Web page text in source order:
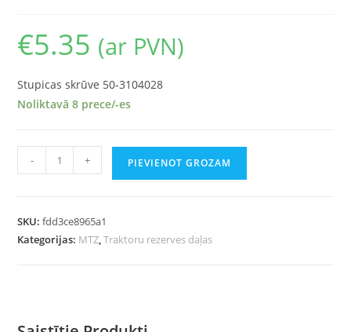
€5.35 (ar PVN)
Stupicas skrūve 50-3104028
Noliktavā 8 prece/-es
- + PIEVIENOT GROZAM
SKU:fdd3ce8965a1
Kategorijas: MTZ,Traktoru rezerves daļas